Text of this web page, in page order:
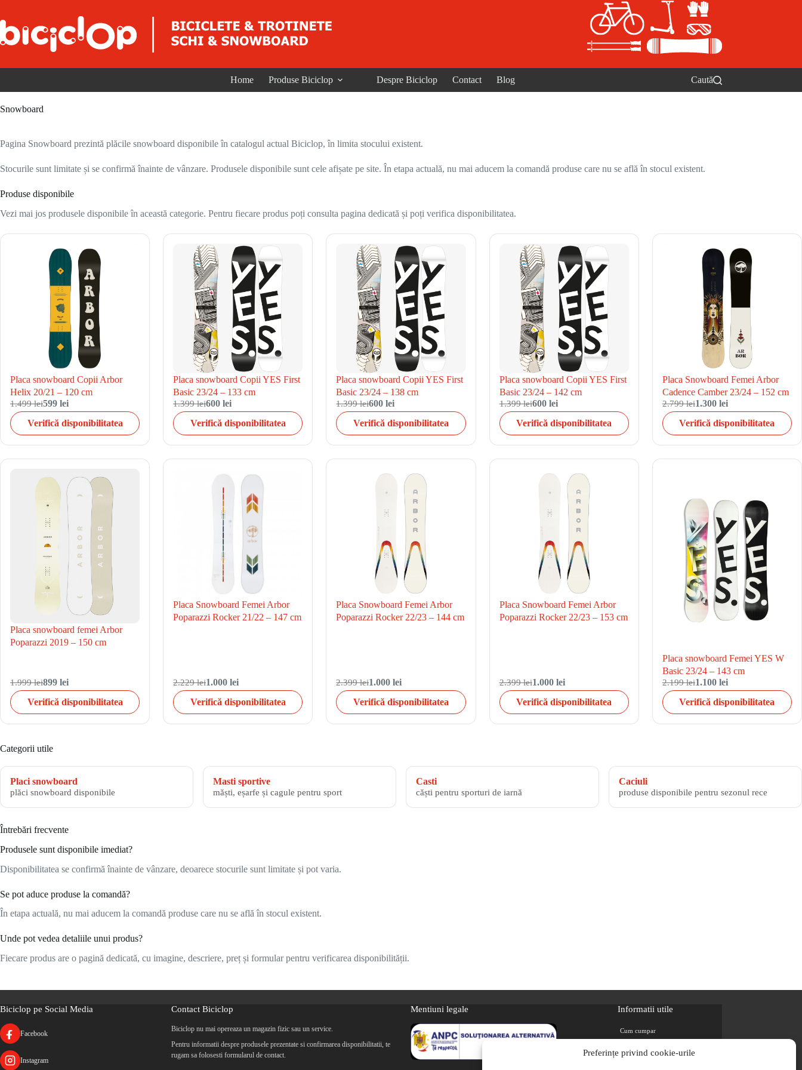
Preferințe privind cookie-urile
Home Produse Biciclop Despre Biciclop Contact Blog Caută
Snowboard
Pagina Snowboard prezintă plăcile snowboard disponibile în catalogul actual Biciclop, în limita stocului existent.
Stocurile sunt limitate și se confirmă înainte de vânzare. Produsele disponibile sunt cele afișate pe site. În etapa actuală, nu mai aducem la comandă produse care nu se află în stocul existent.
Produse disponibile
Vezi mai jos produsele disponibile în această categorie. Pentru fiecare produs poți consulta pagina dedicată și poți verifica disponibilitatea.
Placa snowboard Copii Arbor
Helix 20/21 – 120 cm
1.499 lei599 lei
Verifică disponibilitatea
Placa snowboard Copii YES First
Basic 23/24 – 133 cm
1.399 lei600 lei
Verifică disponibilitatea
Placa snowboard Copii YES First
Basic 23/24 – 138 cm
1.399 lei600 lei
Verifică disponibilitatea
Placa snowboard Copii YES First
Basic 23/24 – 142 cm
1.399 lei600 lei
Verifică disponibilitatea
Placa Snowboard Femei Arbor
Cadence Camber 23/24 – 152 cm
2.799 lei1.300 lei
Verifică disponibilitatea
Placa snowboard femei Arbor
Poparazzi 2019 – 150 cm
1.999 lei899 lei
Verifică disponibilitatea
Placa Snowboard Femei Arbor
Poparazzi Rocker 21/22 – 147 cm
2.229 lei1.000 lei
Verifică disponibilitatea
Placa Snowboard Femei Arbor
Poparazzi Rocker 22/23 – 144 cm
2.399 lei1.000 lei
Verifică disponibilitatea
Placa Snowboard Femei Arbor
Poparazzi Rocker 22/23 – 153 cm
2.399 lei1.000 lei
Verifică disponibilitatea
Placa snowboard Femei YES W
Basic 23/24 – 143 cm
2.199 lei1.100 lei
Verifică disponibilitatea
Categorii utile
Placi snowboard
plăci snowboard disponibile
Masti sportive
măști, eșarfe și cagule pentru sport
Casti
căști pentru sporturi de iarnă
Caciuli
produse disponibile pentru sezonul rece
Întrebări frecvente
Produsele sunt disponibile imediat?
Disponibilitatea se confirmă înainte de vânzare, deoarece stocurile sunt limitate și pot varia.
Se pot aduce produse la comandă?
În etapa actuală, nu mai aducem la comandă produse care nu se află în stocul existent.
Unde pot vedea detaliile unui produs?
Fiecare produs are o pagină dedicată, cu imagine, descriere, preț și formular pentru verificarea disponibilității.
Biciclop pe Social Media
Facebook
Instagram
Contact Biciclop
Biciclop nu mai opereaza un magazin fizic sau un service.
Pentru informatii despre produsele prezentate si confirmarea disponibilitatii, te
rugam sa folosesti formularul de contact.
Mentiuni legale Informatii utile
Cum cumpar